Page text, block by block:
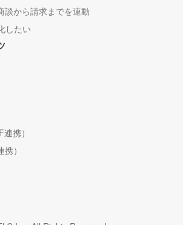
談から請求までを連動
したい
携）
）